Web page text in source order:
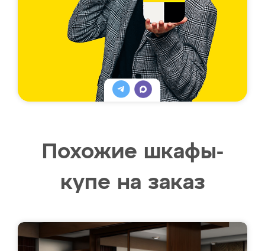
Похожие шкафы-
купе на заказ